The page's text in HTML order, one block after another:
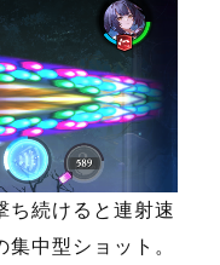
ち続けると連射速
中型ショット。